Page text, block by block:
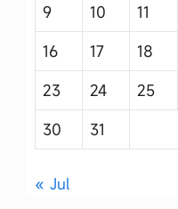
9
10 11
16
17 18
23
24 25
30
31
« Jul